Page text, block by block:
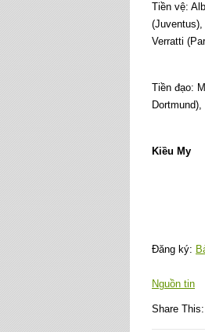
Tiền vệ:
Verratti
Tiền đạo:
Kiều My
Đăng ký:
Nguồn tin
Share This: